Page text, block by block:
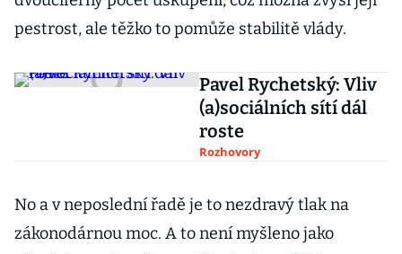
pestrost, ale těžko to pomůže stabilitě vlády.
Pavel Rychetský: Vliv
(a)sociálních sítí dál
roste
Rozhovory
No a v neposlední řadě je to nezdravý tlak na
zákonodárnou moc. A to není myšleno jako